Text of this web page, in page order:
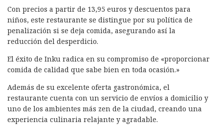
Con precios a partir de 13,95 euros y descuentos para
niños, este restaurante se distingue por su política de
penalización si se deja comida, asegurando así la
reducción del desperdicio.
El éxito de Inku radica en su compromiso de «proporcionar
comida de calidad que sabe bien en toda ocasión.»
Además de su excelente oferta gastronómica, el
restaurante cuenta con un servicio de envíos a domicilio y
uno de los ambientes más zen de la ciudad, creando una
experiencia culinaria relajante y agradable.